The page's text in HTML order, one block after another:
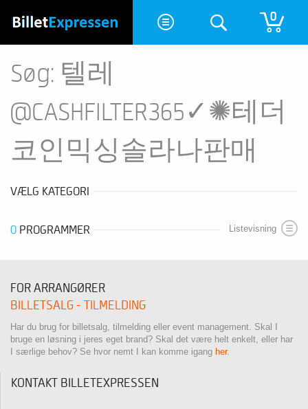
0
Søg: 텔레
@CASHFILTER365✓✺테더
코인믹싱솔라나판매
VÆLG KATEGORI
0 PROGRAMMER Listevisning
FOR ARRANGØRER
BILLETSALG - TILMELDING
Har du brug for billetsalg, tilmelding eller event management. Skal I
bruge en løsning i jeres eget brand? Skal det være helt enkelt, eller har
I særlige behov? Se hvor nemt I kan komme igang her.
KONTAKT BILLETEXPRESSEN